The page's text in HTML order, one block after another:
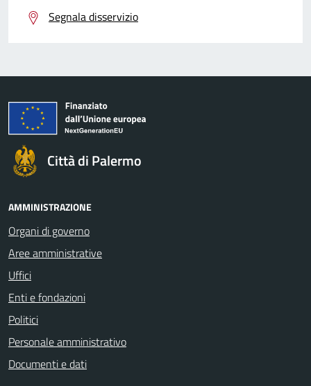
Segnala disservizio
Città di Palermo
AMMINISTRAZIONE
Organi di governo
Aree amministrative
Uffici
Enti e fondazioni
Politici
Personale amministrativo
Documenti e dati